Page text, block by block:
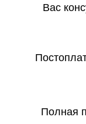
Вас
Полная